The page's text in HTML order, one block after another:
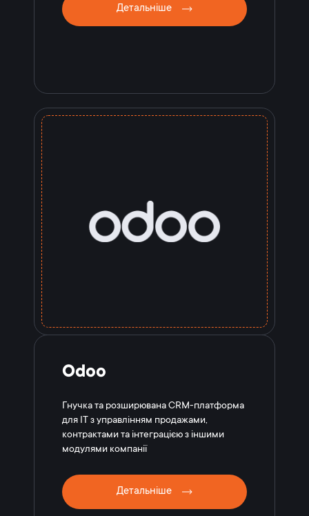
Детальніше
Odoo
Гнучка та розширювана CRM-платформа
для IT з управлінням продажами,
контрактами та інтеграцією з іншими
модулями компанії
Детальніше